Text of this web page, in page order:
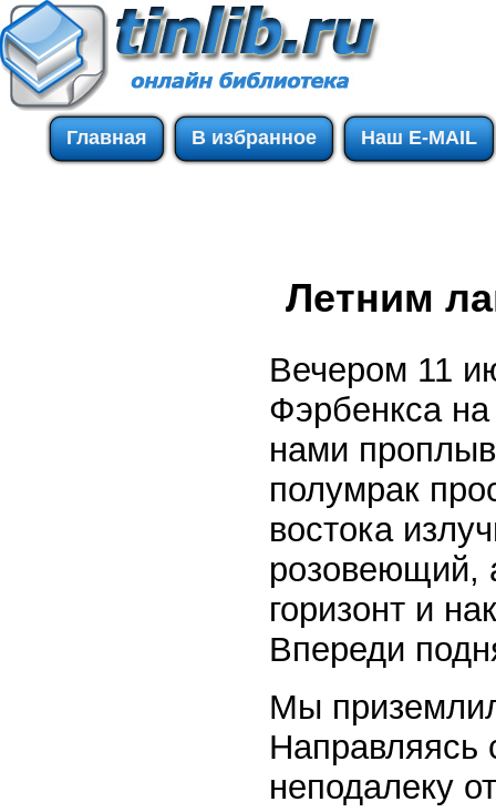
Главная В избранное Наш E-MAIL
Летним
Вечером 11
Фэрбенкса
нами
полумрак
востока
розовеющий,
горизонт и
Впереди
Мы
Направляясь
неподалеку